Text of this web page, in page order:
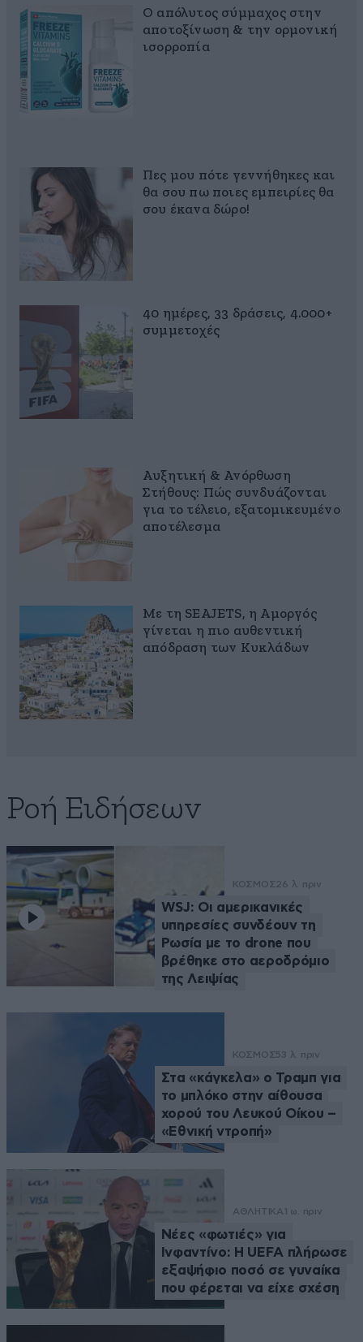
Ο απόλυτος σύμμαχος στην
αποτοξίνωση & την ορμονική
ισορροπία
Πες μου πότε γεννήθηκες και
θα σου πω ποιες εμπειρίες θα
σου έκανα δώρο!
40 ημέρες, 33 δράσεις, 4.000+
συμμετοχές
Αυξητική & Ανόρθωση
Στήθους: Πώς συνδυάζονται
για το τέλειο, εξατομικευμένο
αποτέλεσμα
Με τη SEAJETS, η Αμοργός
γίνεται η πιο αυθεντική
απόδραση των Κυκλάδων
Ροή Ειδήσεων
ΚΟΣΜΟΣ26 λ. πριν
WSJ: Οι αμερικανικές
υπηρεσίες συνδέουν τη
Ρωσία με το drone που
βρέθηκε στο αεροδρόμιο
της Λειψίας
ΚΟΣΜΟΣ53 λ. πριν
Στα «κάγκελα» ο Τραμπ για
το μπλόκο στην αίθουσα
χορού του Λευκού Οίκου –
«Εθνική ντροπή»
ΑΘΛΗΤΙΚΑ 1 ω. πριν
Νέες «φωτιές» για
Ινφαντίνο: Η UEFA πλήρωσε
εξαψήφιο ποσό σε γυναίκα
που φέρεται να είχε σχέση